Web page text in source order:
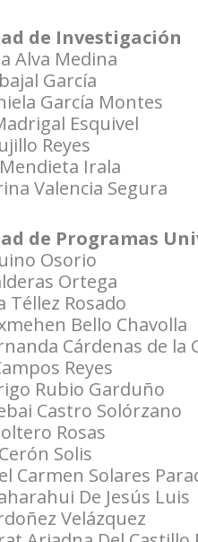
de Investigación
Alva Medina
García
García Montes
Esquivel
Reyes
Irala
Valencia Segura
de Programas
Osorio
Ortega
Téllez Rosado
Bello Chavolla
Cárdenas de la
Reyes
Rubio Garduño
Castro Solórzano
Rosas
Solis
Carmen Solares
De Jesús Luis
Velázquez